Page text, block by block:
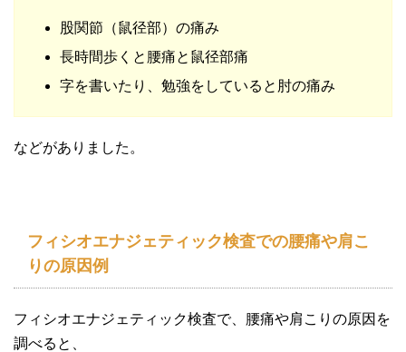
股関節（鼠径部）の痛み
長時間歩くと腰痛と鼠径部痛
字を書いたり、勉強をしていると肘の痛み
などがありました。
フィシオエナジェティック検査での腰痛や肩こ
りの原因例
フィシオエナジェティック検査で、腰痛や肩こりの原因を
調べると、